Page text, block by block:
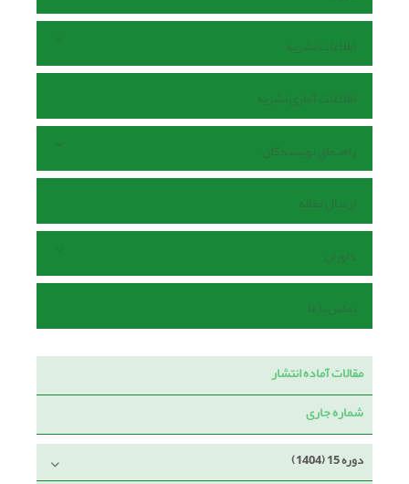
اطلاعات نشریه
اطلاعات آماری نشریه
راهنمای نویسندگان
ارسال مقاله
داوران
تماس با ما
مقالات آماده انتشار
شماره جاری
دوره 15 (1404)